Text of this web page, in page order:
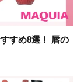
すめ8選！ 唇の
人になって開眼
すめ8選！ 唇の
グTOP5！＜美
キングTOP5！
若く見える・手
ンケア・ヘアケ
クリアヴェール